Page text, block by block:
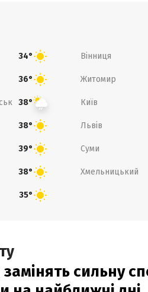
34° Вінниця
36° Житомир
38° Київ
38° Львів
39° Суми
38° Хмельницький
35°
сильну